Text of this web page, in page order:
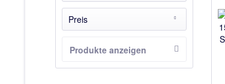
3M
CAR SYSTEM
Carsystem
Lackpoint
Preis
bis
Produkte anzeigen